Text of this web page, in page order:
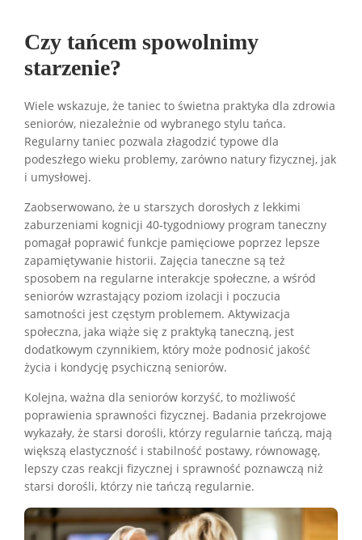
Czy tańcem spowolnimy
starzenie?
Wiele wskazuje, że taniec to świetna praktyka dla zdrowia
seniorów, niezależnie od wybranego stylu tańca.
Regularny taniec pozwala złagodzić typowe dla
podeszłego wieku problemy, zarówno natury fizycznej, jak
i umysłowej.
Zaobserwowano, że u starszych dorosłych z lekkimi
zaburzeniami kognicji 40-tygodniowy program taneczny
pomagał poprawić funkcje pamięciowe poprzez lepsze
zapamiętywanie historii. Zajęcia taneczne są też
sposobem na regularne interakcje społeczne, a wśród
seniorów wzrastający poziom izolacji i poczucia
samotności jest częstym problemem. Aktywizacja
społeczna, jaka wiąże się z praktyką taneczną, jest
dodatkowym czynnikiem, który może podnosić jakość
życia i kondycję psychiczną seniorów.
Kolejna, ważna dla seniorów korzyść, to możliwość
poprawienia sprawności fizycznej. Badania przekrojowe
wykazały, że starsi dorośli, którzy regularnie tańczą, mają
większą elastyczność i stabilność postawy, równowagę,
lepszy czas reakcji fizycznej i sprawność poznawczą niż
starsi dorośli, którzy nie tańczą regularnie.